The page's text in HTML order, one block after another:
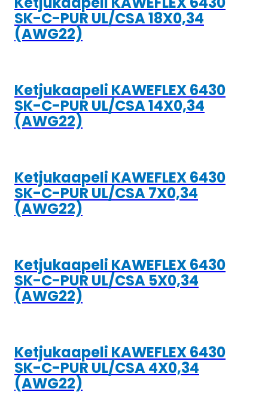
SK-C-PUR UL/CSA 18X0,34
(AWG22)
Ketjukaapeli KAWEFLEX 6430
SK-C-PUR UL/CSA 14X0,34
(AWG22)
Ketjukaapeli KAWEFLEX 6430
SK-C-PUR UL/CSA 7X0,34
(AWG22)
Ketjukaapeli KAWEFLEX 6430
SK-C-PUR UL/CSA 5X0,34
(AWG22)
Ketjukaapeli KAWEFLEX 6430
SK-C-PUR UL/CSA 4X0,34
(AWG22)